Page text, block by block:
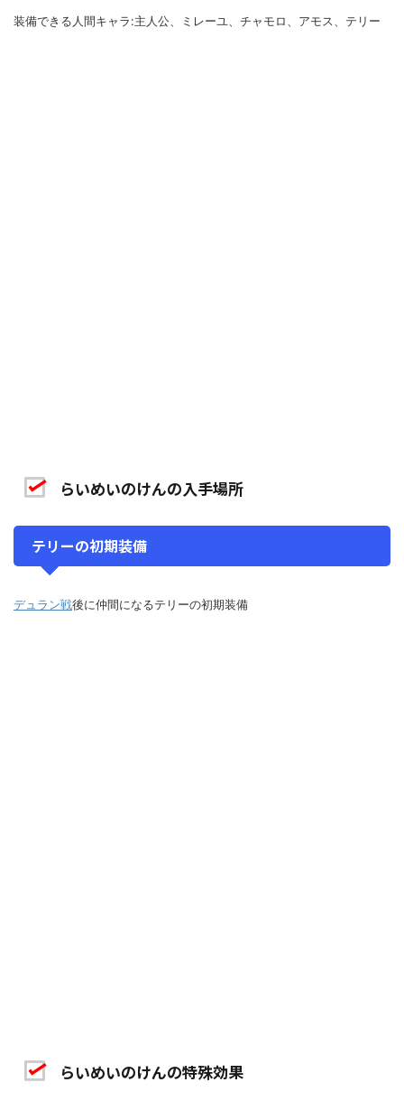
装備できる人間キャラ:主人公、ミレーユ、チャモロ、アモス、テリー
らいめいのけんの入手場所
テリーの初期装備
デュラン戦後に仲間になるテリーの初期装備
らいめいのけんの特殊効果